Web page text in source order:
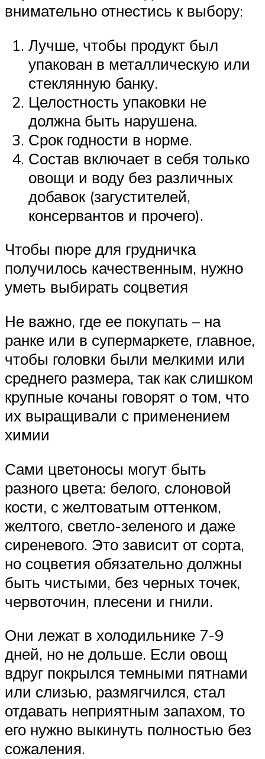
внимательно отнестись к выбору:
Лучше, чтобы продукт был
упакован в металлическую или
стеклянную банку.
Целостность упаковки не
должна быть нарушена.
Срок годности в норме.
Состав включает в себя только
овощи и воду без различных
добавок (загустителей,
консервантов и прочего).
Чтобы пюре для грудничка
получилось качественным, нужно
уметь выбирать соцветия
Не важно, где ее покупать – на
ранке или в супермаркете, главное,
чтобы головки были мелкими или
среднего размера, так как слишком
крупные кочаны говорят о том, что
их выращивали с применением
химии
Сами цветоносы могут быть
разного цвета: белого, слоновой
кости, с желтоватым оттенком,
желтого, светло-зеленого и даже
сиреневого. Это зависит от сорта,
но соцветия обязательно должны
быть чистыми, без черных точек,
червоточин, плесени и гнили.
Они лежат в холодильнике 7-9
дней, но не дольше. Если овощ
вдруг покрылся темными пятнами
или слизью, размягчился, стал
отдавать неприятным запахом, то
его нужно выкинуть полностью без
сожаления.